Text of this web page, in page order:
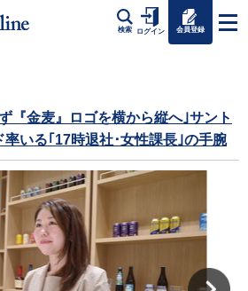
検索 ログイン 会員登録
『金麦』ロゴを横から縦へ｣サント
率いる｢17時退社･女性課長｣の手腕